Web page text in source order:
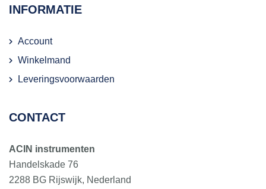
INFORMATIE
Account
Winkelmand
Leveringsvoorwaarden
CONTACT
ACIN instrumenten
Handelskade 76
2288 BG Rijswijk, Nederland